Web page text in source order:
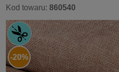
Kod towaru: 860540
-20%